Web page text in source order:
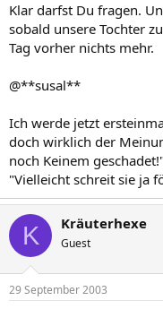
Klar darfst Du fragen.
sobald unsere Tochter
Tag vorher nichts mehr.
@**susal**
Ich werde jetzt
doch wirklich der
noch Keinem
"Vielleicht schreit sie ja
K Kräuterhexe
Guest
29 September 2003